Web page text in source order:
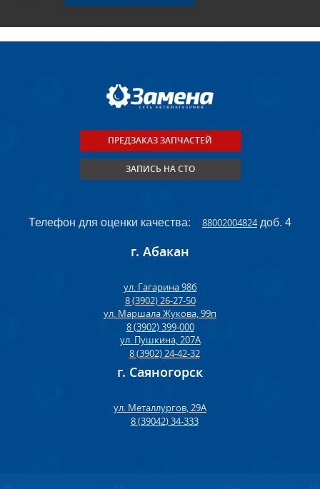
ПРЕДЗАКАЗ ЗАПЧАСТЕЙ
ЗАПИСЬ НА СТО
Телефон для оценки качества: 88002004824доб. 4
г. Абакан
ул. Гагарина 98б
8 (3902) 26-27-50
ул. Маршала Жукова, 99п
8 (3902) 399-000
ул. Пушкина, 207А
8 (3902) 24-42-32
г. Саяногорск
ул. Металлургов, 29А
8 (39042) 34-333